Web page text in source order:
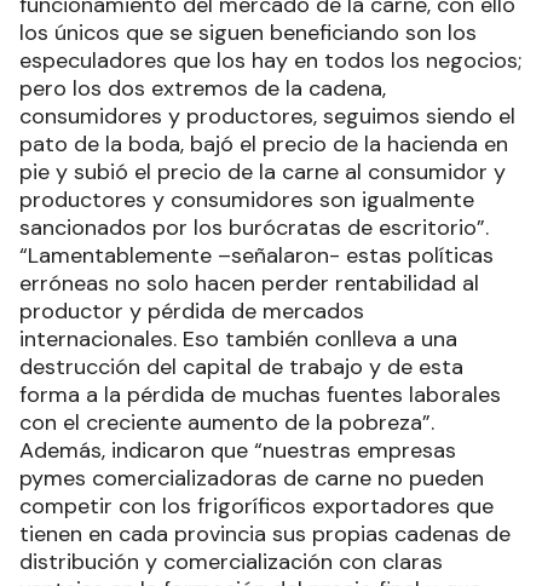
los únicos que se siguen beneficiando son los
especuladores que los hay en todos los negocios;
pero los dos extremos de la cadena,
consumidores y productores, seguimos siendo el
pato de la boda, bajó el precio de la hacienda en
pie y subió el precio de la carne al consumidor y
productores y consumidores son igualmente
sancionados por los burócratas de escritorio”.
“Lamentablemente –señalaron- estas políticas
erróneas no solo hacen perder rentabilidad al
productor y pérdida de mercados
internacionales. Eso también conlleva a una
destrucción del capital de trabajo y de esta
forma a la pérdida de muchas fuentes laborales
con el creciente aumento de la pobreza”.
Además, indicaron que “nuestras empresas
pymes comercializadoras de carne no pueden
competir con los frigoríficos exportadores que
tienen en cada provincia sus propias cadenas de
distribución y comercialización con claras